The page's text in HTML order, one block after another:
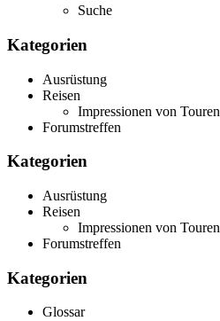
Suche
Kategorien
Ausrüstung
Reisen
Impressionen von Touren
Forumstreffen
Kategorien
Ausrüstung
Reisen
Impressionen von Touren
Forumstreffen
Kategorien
Glossar